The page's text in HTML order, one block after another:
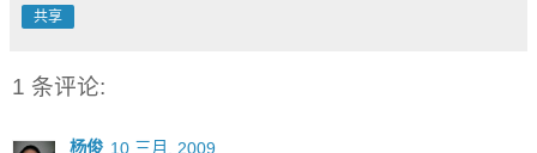
共享
1 条评论:
杨俊 10 三月, 2009